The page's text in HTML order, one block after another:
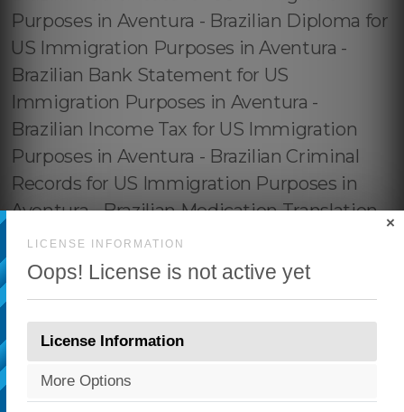
LICENSE INFORMATION
Oops! License is not active yet
×
License Information
More Options